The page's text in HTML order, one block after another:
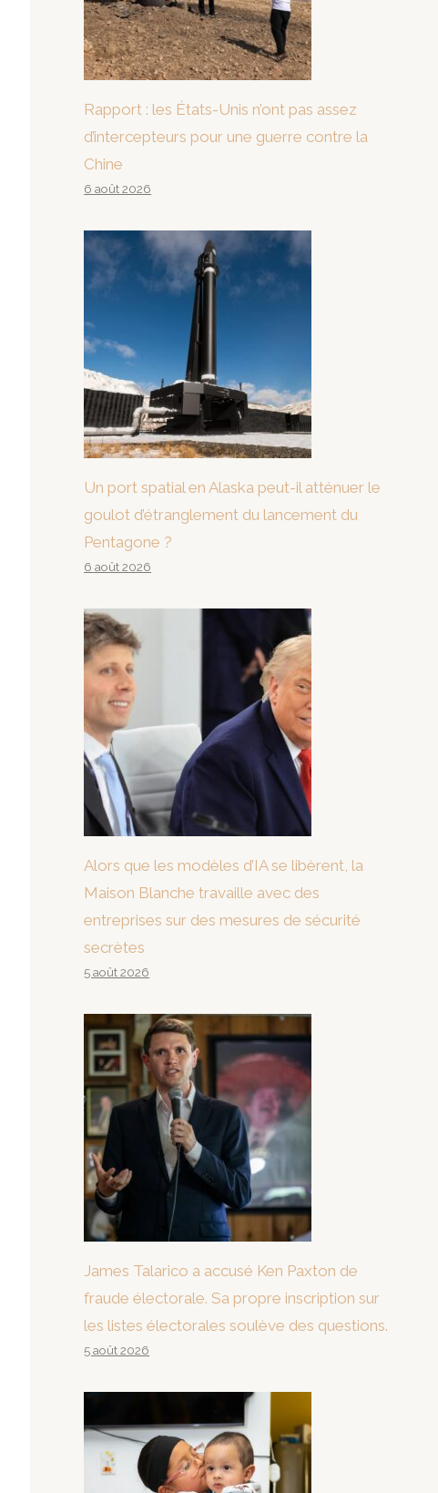
Rapport : les États-Unis n’ont pas assez
d’intercepteurs pour une guerre contre la
Chine
6 août 2026
Un port spatial en Alaska peut-il atténuer le
goulot d’étranglement du lancement du
Pentagone ?
6 août 2026
Alors que les modèles d’IA se libèrent, la
Maison Blanche travaille avec des
entreprises sur des mesures de sécurité
secrètes
5 août 2026
James Talarico a accusé Ken Paxton de
fraude électorale. Sa propre inscription sur
les listes électorales soulève des questions.
5 août 2026